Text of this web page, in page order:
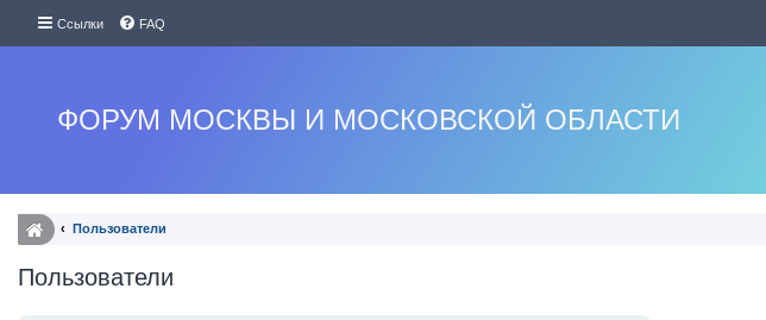
Ссылки FAQ
ФОРУМ МОСКВЫ И МОСКОВСКОЙ ОБЛАСТИ
Пользователи
Пользователи